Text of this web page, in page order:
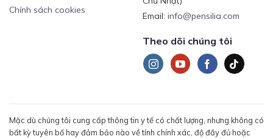
Chính sách cookies
Email: info@pensilia.com
Theo dõi chúng tôi
Mặc dù chúng tôi cung cấp thông tin y tế có chất lượng, nhưng không có
bất kỳ tuyên bố hay đảm bảo nào về tính chính xác, độ đầy đủ hoặc